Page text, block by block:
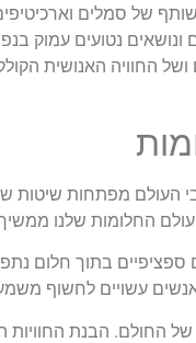
של סמלים
ונושאים נטועים עמוק
החוויה האנושית
העולם מפתחות שיטות
החלומות שלנו
בתוך חלום
עשויים לחשוף
החולם. הבנת החוויות